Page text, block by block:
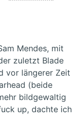
Mendes, mit
zuletzt Blade
vor längerer Zeit
(beide
bildgewaltig
up, dachte ich